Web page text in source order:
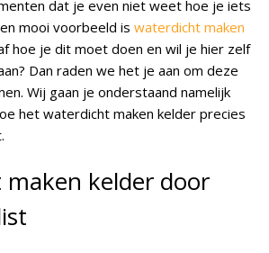
dat je even niet weet hoe je iets
mooi voorbeeld is waterdicht maken
hoe je dit moet doen en wil je hier zelf
Dan raden we het je aan om deze
Wij gaan je onderstaand namelijk
het waterdicht maken kelder precies
kelder door